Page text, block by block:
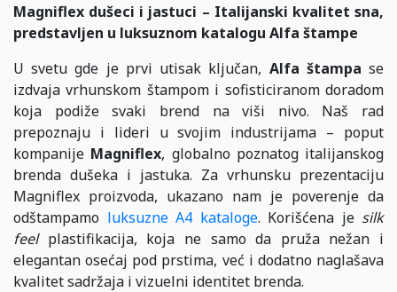
Magniflex dušeci i jastuci – Italijanski kvalitet sna,
predstavljen u luksuznom katalogu Alfa štampe
U svetu gde je prvi utisak ključan, Alfa štampa se
izdvaja vrhunskom štampom i sofisticiranom doradom
koja podiže svaki brend na viši nivo. Naš rad
prepoznaju i lideri u svojim industrijama – poput
kompanije Magniflex, globalno poznatog italijanskog
brenda dušeka i jastuka. Za vrhunsku prezentaciju
Magniflex proizvoda, ukazano nam je poverenje da
odštampamo luksuzne A4 kataloge. Korišćena je silk
feelplastifikacija, koja ne samo da pruža nežan i
elegantan osećaj pod prstima, već i dodatno naglašava
kvalitet sadržaja i vizuelni identitet brenda.